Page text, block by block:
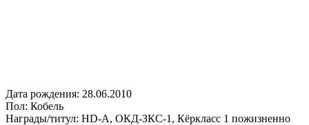
Дата рождения: 28.06.2010
Пол: Кобель
Награды/титул: HD-A, ОКД-ЗКС-1, Кёркласс 1 пожизненно